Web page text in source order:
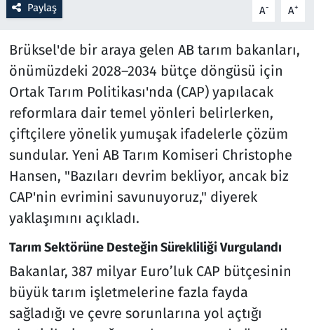
Paylaş A- A+
Brüksel'de bir araya gelen AB tarım bakanları,
önümüzdeki 2028–2034 bütçe döngüsü için
Ortak Tarım Politikası'nda (CAP) yapılacak
reformlara dair temel yönleri belirlerken,
çiftçilere yönelik yumuşak ifadelerle çözüm
sundular. Yeni AB Tarım Komiseri Christophe
Hansen, "Bazıları devrim bekliyor, ancak biz
CAP'nin evrimini savunuyoruz," diyerek
yaklaşımını açıkladı.
Tarım Sektörüne Desteğin Sürekliliği Vurgulandı
Bakanlar, 387 milyar Euro’luk CAP bütçesinin
büyük tarım işletmelerine fazla fayda
sağladığı ve çevre sorunlarına yol açtığı
Seçim 2023
Spor
Teknoloji ve Bilim
Televizyon